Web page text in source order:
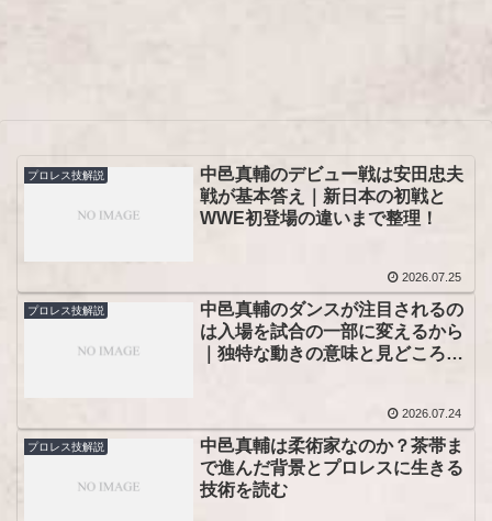
プロレス技解説
中邑真輔のデビュー戦は安田忠夫
戦が基本答え｜新日本の初戦と
WWE初登場の違いまで整理！
2026.07.25
プロレス技解説
中邑真輔のダンスが注目されるの
は入場を試合の一部に変えるから
｜独特な動きの意味と見どころが
2026.07.24
プロレス技解説
中邑真輔は柔術家なのか？茶帯ま
で進んだ背景とプロレスに生きる
技術を読む